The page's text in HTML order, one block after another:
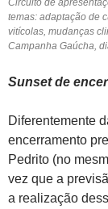
Circuito de
temas: adaptação de
vitícolas, mudanças
Campanha Gaúcha,
Sunset de
Diferentemente
encerramento
Pedrito (no
vez que a
a realização